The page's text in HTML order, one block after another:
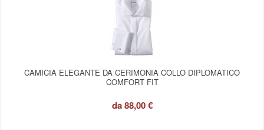
CAMICIA ELEGANTE DA CERIMONIA COLLO DIPLOMATICO
COMFORT FIT
da88,00 €